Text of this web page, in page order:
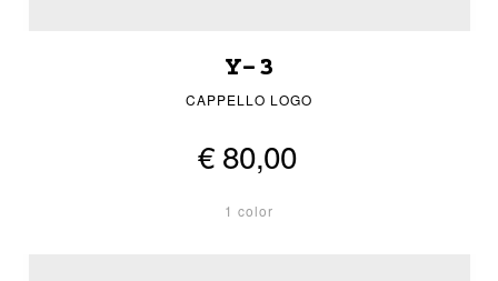
Y-3
CAPPELLO LOGO
€ 80,00
1 color